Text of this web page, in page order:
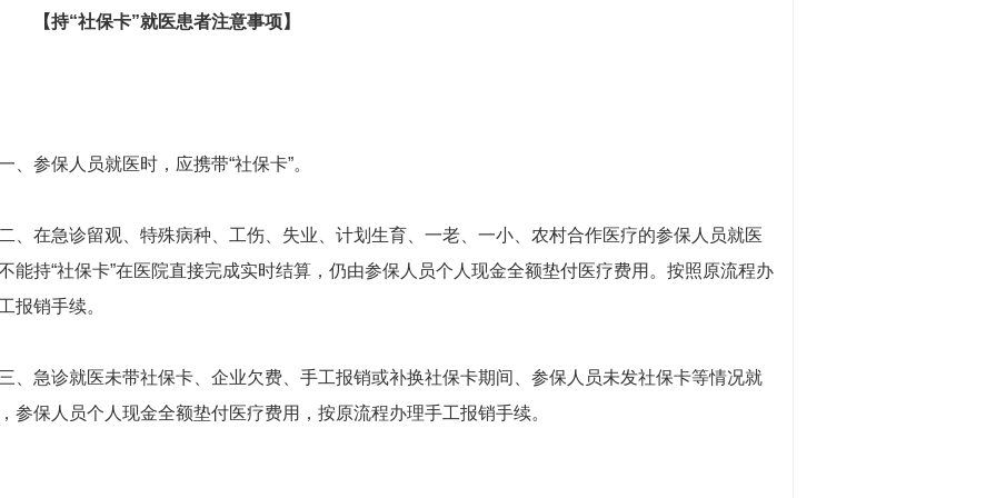
“社保卡”就医患者注意事项】
保人员就医时，应携带“社保卡”。
急诊留观、特殊病种、工伤、失业、计划生育、一老、一小、农村合作医疗的参保人员就医
能持“社保卡”在医院直接完成实时结算，仍由参保人员个人现金全额垫付医疗费用。按照原流程办
报销手续。
诊就医未带社保卡、企业欠费、手工报销或补换社保卡期间、参保人员未发社保卡等情况就
参保人员个人现金全额垫付医疗费用，按原流程办理手工报销手续。